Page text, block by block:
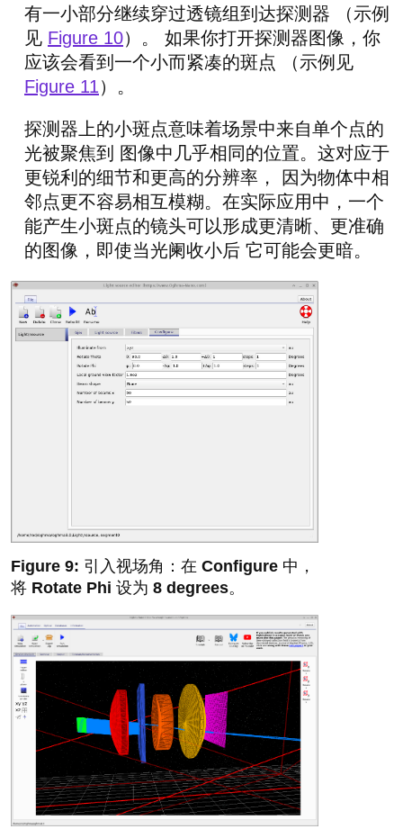
有一小部分继续穿过透镜组到达探测器 （示例
见 Figure 10）。 如果你打开探测器图像，你
应该会看到一个小而紧凑的斑点 （示例见
Figure 11）。
探测器上的小斑点意味着场景中来自单个点的
光被聚焦到 图像中几乎相同的位置。这对应于
更锐利的细节和更高的分辨率， 因为物体中相
邻点更不容易相互模糊。在实际应用中，一个
能产生小斑点的镜头可以形成更清晰、更准确
的图像，即使当光阑收小后 它可能会更暗。
引入视场角：在 Configure 中，
将 Rotate Phi 设为 8 degrees。